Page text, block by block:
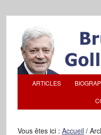
ARTICLES
Vous êtes ici : Accueil /